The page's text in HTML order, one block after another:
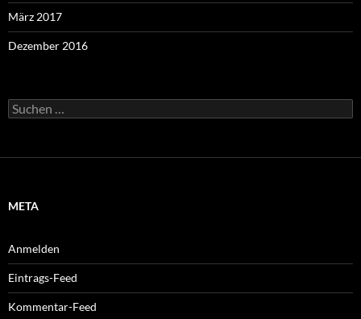
März 2017
Dezember 2016
Suchen
nach:
META
Anmelden
Eintrags-Feed
Kommentar-Feed